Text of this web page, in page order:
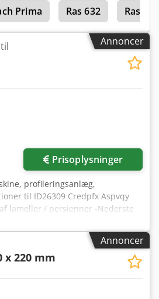
Prima Ras 632 Ras
Annoncer
Prisoplysninger
profileringsanlæg,
til ID26309 Credpfx Aspvqy
lameller / persienner -Nederste
H400 mm, 2x 300/200/H160
Annoncer
x 220 mm